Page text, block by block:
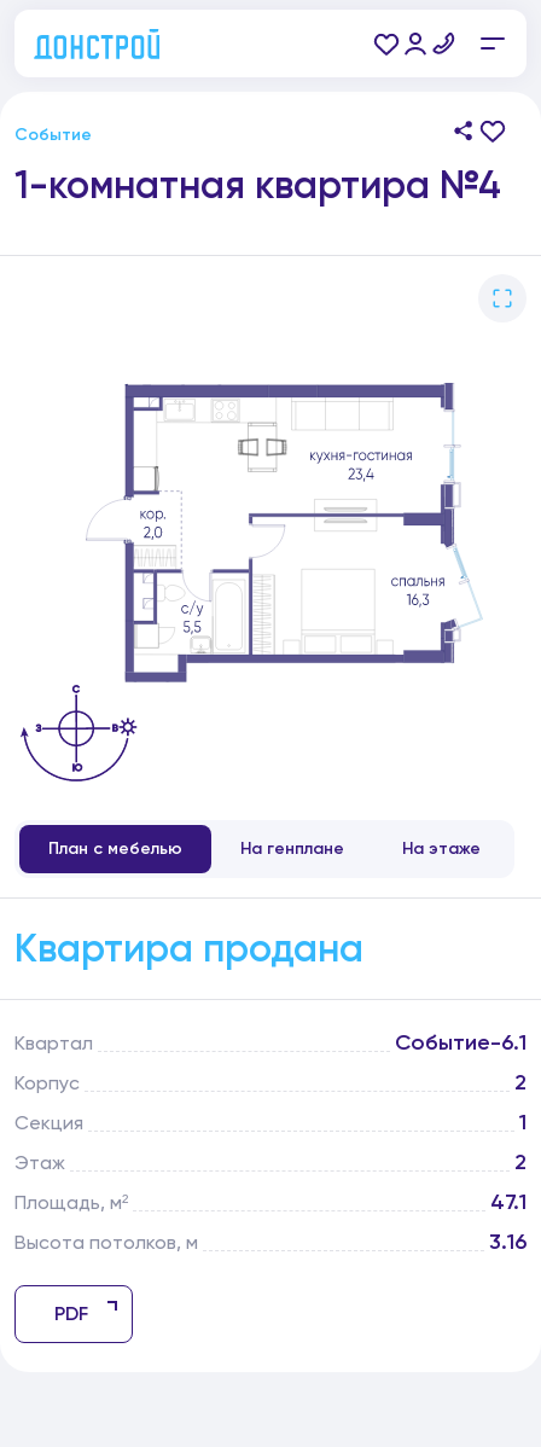
Событие
1-комнатная квартира №4
План с мебелью На генплане На этаже
Квартал Событие-6.1
Корпус 2
Секция 1
Этаж 2
Площадь, м² 47.1
Высота потолков, м 3.16
PDF
Квартира продана